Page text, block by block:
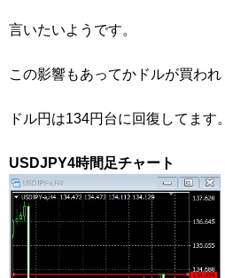
言いたいようです。
この影響もあってかドルが買われ
ドル円は134円台に回復してます。
USDJPY4時間足チャート